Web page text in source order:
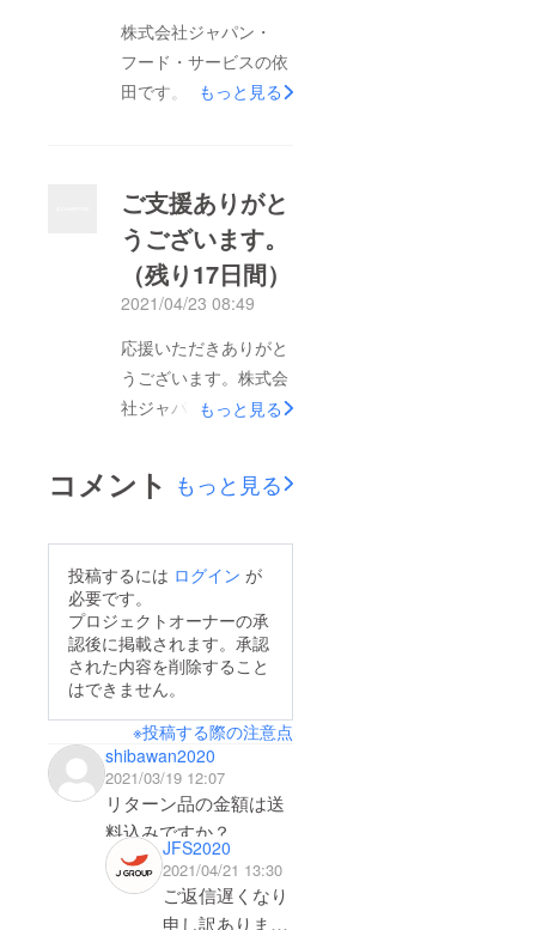
株式会社ジャパン・
フード・サービスの依
田です。この度は、ご
473,380円のご支援を
いただきました！目標
達成にはなりませんで
したが、多くの皆様か
より感謝申し上げま
す！皆様からの支援金
は①リターン品の準備
までにかかるコストに
す。②バングラデシュ
で働く従業員への支援
皆様からの支援金がバ
ングラデシュの人々の
雇用と生活を支えま
す。③通販サイトの運
営資金日本でソフト
シェルクラブの魅力を
広めるために、通販サ
イトの運営費として充
てさせていただきま
す。今後も継続して安
価で手頃な価格で皆様
もっと見る
ご支援ありがと
うございます。
（残り17日間）
2021/04/23 08:49
応援いただきありがと
うございます。株式会
社ジャパン・フード・
皆様の温かいご支援、
誠にありがとうござい
ンディングの活動につ
いてネット記事に掲載
されました。リターン
品のソフトシェルクラ
ていますので、ぜひご
覧ください。
https://www.atpress.ne
.jp/news/253166・
Twitter 専用アカウン
ト開設Twitterの専用ア
カウントを開設しまし
もっと見る
コメント もっと見る
投稿するには ログイン が
必要です。
プロジェクトオーナーの承
認後に掲載されます。承認
された内容を削除すること
はできません。
※投稿する際の注意点
shibawan2020
2021/03/19 12:07
リターン品の金額は送
料込みですか？
JFS2020
2021/04/21 13:30
ご返信遅くなり
申し訳ありませ